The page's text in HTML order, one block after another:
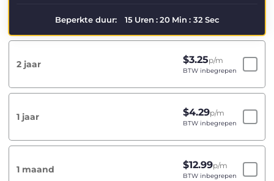
Beperkte duur: 15 Uren : 20 Min : 32 Sec
2 jaar $3.25p/m
BTW inbegrepen
1 jaar $4.29p/m
BTW inbegrepen
1 maand $12.99p/m
BTW inbegrepen